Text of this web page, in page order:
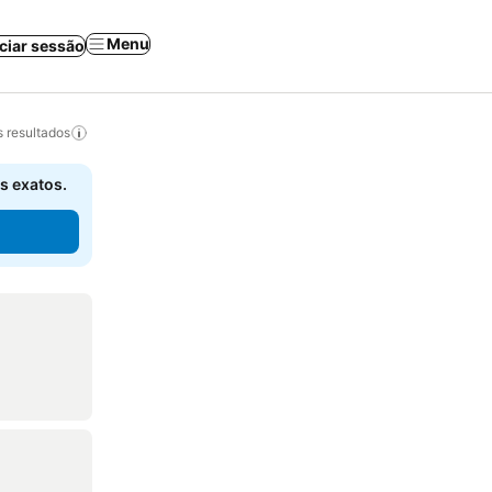
sessão Menu
resultados
exatos.